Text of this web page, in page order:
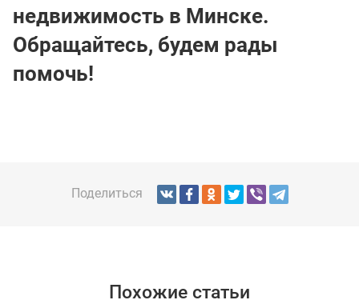
недвижимость в Минске.
Обращайтесь, будем рады
помочь!
Поделиться
Похожие статьи